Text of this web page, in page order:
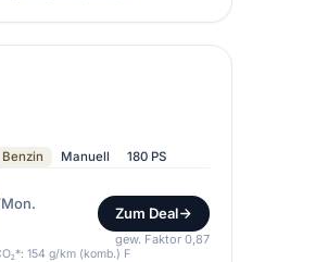
Benzin Manuell 180 PS
Zum Deal
gew. Faktor 0,87
154 g/km (komb.) F